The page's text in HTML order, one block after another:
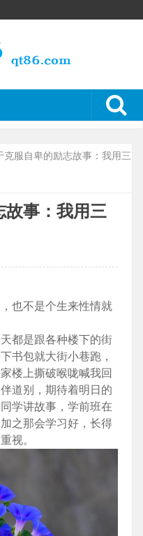
克服自卑的励志故事：我用三
故事：我用三
也不是个生来性情就
都是跟各种楼下的街
书包就大街小巷跑，
楼上撕破喉咙喊我回
道别，期待着明日的
学讲故事，学前班在
之那会学习好，长得
视。